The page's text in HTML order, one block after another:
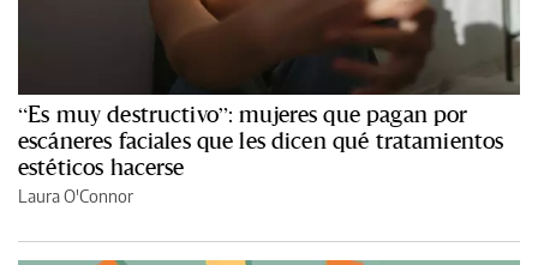
“Es muy destructivo”: mujeres que pagan por
escáneres faciales que les dicen qué tratamientos
estéticos hacerse
Laura O'Connor